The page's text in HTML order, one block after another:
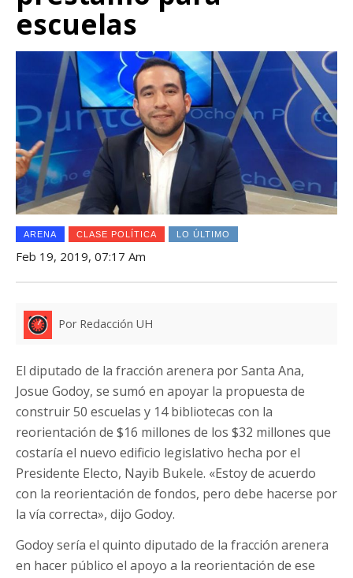
escuelas
ARENA CLASE POLÍTICA LO ÚLTIMO
Feb 19, 2019, 07:17 Am
Por Redacción UH
El diputado de la fracción arenera por Santa Ana,
Josue Godoy, se sumó en apoyar la propuesta de
construir 50 escuelas y 14 bibliotecas con la
reorientación de $16 millones de los $32 millones que
costaría el nuevo edificio legislativo hecha por el
Presidente Electo, Nayib Bukele. «Estoy de acuerdo
con la reorientación de fondos, pero debe hacerse por
la vía correcta», dijo Godoy.
Godoy sería el quinto diputado de la fracción arenera
en hacer público el apoyo a la reorientación de ese